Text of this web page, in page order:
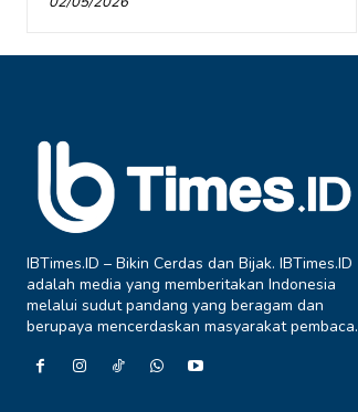
IBTimes.ID – Bikin Cerdas dan Bijak. IBTimes.ID
adalah media yang memberitakan Indonesia
melalui sudut pandang yang beragam dan
berupaya mencerdaskan masyarakat pembaca.